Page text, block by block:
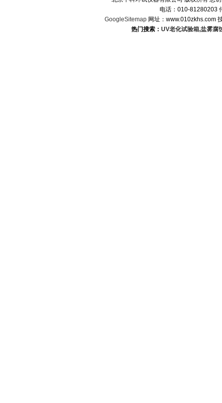
电话：010-81280203
GoogleSitemap 网址：www.010zkhs.com
热门搜索： UV老化试验箱,盐雾腐